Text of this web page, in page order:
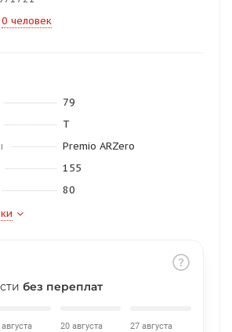
0 человек
79
T
Premio ARZero
155
80
без переплат
20 августа 27 августа
Остались вопросы?
8 800 302-02-51